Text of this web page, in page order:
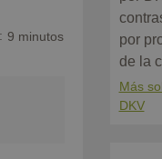
9 minutos
por
de la
Más
DKV